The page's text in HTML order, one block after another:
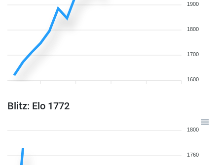
1900
1800
1700
1600
Blitz: Elo 1772
1800
1760